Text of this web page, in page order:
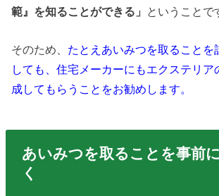
範』を知ることができる」 ということで
そのため、 たとえあいみつを取ることを
しても、住宅メーカーにもエクステリア
成してもらうことをお勧めします。
あいみつを取ることを事前
く